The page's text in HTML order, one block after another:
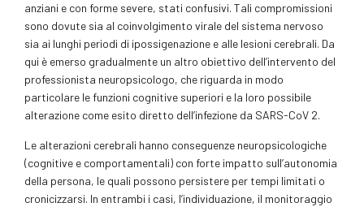
anziani e con forme severe, stati confusivi. Tali compromissioni
sono dovute sia al coinvolgimento virale del sistema nervoso
sia ai lunghi periodi di ipossigenazione e alle lesioni cerebrali. Da
qui è emerso gradualmente un altro obiettivo dell’intervento del
professionista neuropsicologo, che riguarda in modo
particolare le funzioni cognitive superiori e la loro possibile
alterazione come esito diretto dell’infezione da SARS-CoV 2.
Le alterazioni cerebrali hanno conseguenze neuropsicologiche
(cognitive e comportamentali) con forte impatto sull’autonomia
della persona, le quali possono persistere per tempi limitati o
cronicizzarsi. In entrambi i casi, l’individuazione, il monitoraggio